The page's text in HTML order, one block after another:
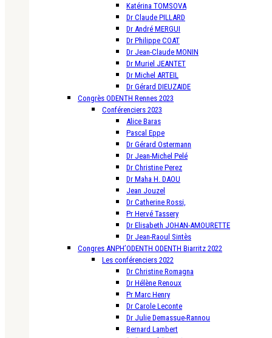
Katérina TOMSOVA
Dr Claude PILLARD
Dr André MERGUI
Dr Philippe COAT
Dr Jean-Claude MONIN
Dr Muriel JEANTET
Dr Michel ARTEIL
Dr Gérard DIEUZAIDE
Congrès ODENTH Rennes 2023
Conférenciers 2023
Alice Baras
Pascal Eppe
Dr Gérard Ostermann
Dr Jean-Michel Pelé
Dr Christine Perez
Dr Maha H. DAOU
Jean Jouzel
Dr Catherine Rossi,
Pr Hervé Tassery
Dr Elisabeth JOHAN-AMOURETTE
Dr Jean-Raoul Sintès
Congres ANPH’ODENTH ODENTH Biarritz 2022
Les conférenciers 2022
Dr Christine Romagna
Dr Hélène Renoux
Pr Marc Henry
Dr Carole Leconte
Dr Julie Demassue-Rannou
Bernard Lambert